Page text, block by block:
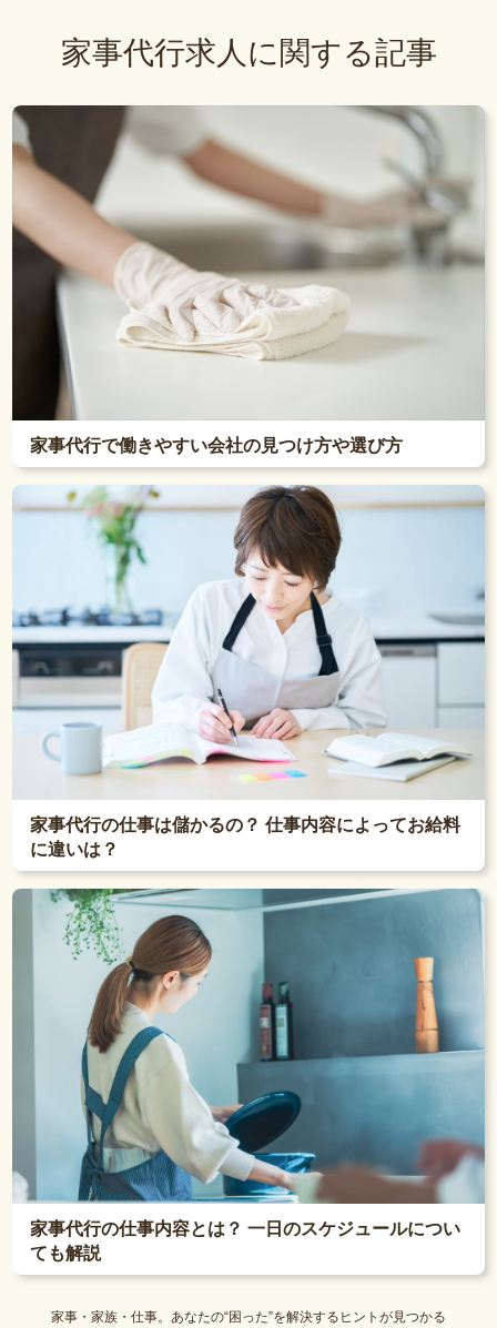
家事代行求人に関する記事
家事代行で働きやすい会社の見つけ方や選び方
家事代行の仕事は儲かるの？ 仕事内容によってお給料
に違いは？
家事代行の仕事内容とは？ 一日のスケジュールについ
ても解説
家事・家族・仕事。あなたの“困った”を解決するヒントが見つかる